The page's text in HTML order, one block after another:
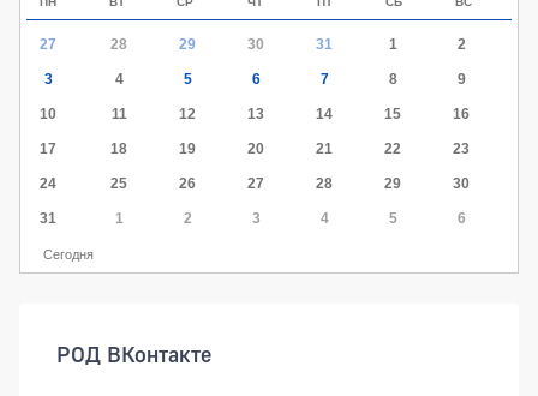
27 28 29 30 31 1 2
3 4 5 6 7 8 9
10 11 12 13 14 15 16
17 18 19 20 21 22 23
24 25 26 27 28 29 30
31 1 2 3 4 5 6
Сегодня
РОД ВКонтакте